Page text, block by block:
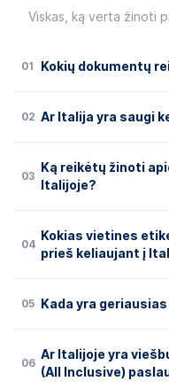
Viskas, ką verta žinoti
01 Kokių dokumentų
02 Ar Italija yra saugi
03
Ką reikėtų žinoti
Italijoje?
04
Kokias vietines
prieš keliaujant į
05 Kada yra
06
Ar Italijoje yra
(All Inclusive)